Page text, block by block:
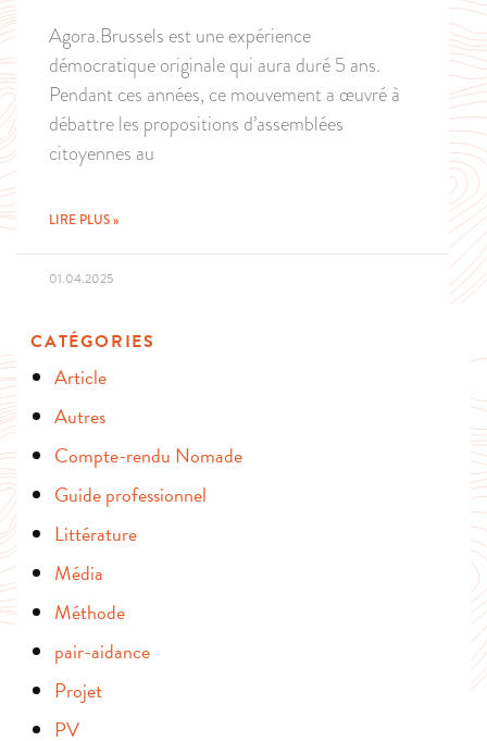
Agora.Brussels est une expérience
démocratique originale qui aura duré 5 ans.
Pendant ces années, ce mouvement a œuvré à
débattre les propositions d’assemblées
citoyennes au
LIRE PLUS »
01.04.2025
CATÉGORIES
Article
Autres
Compte-rendu Nomade
Guide professionnel
Littérature
Média
Méthode
pair-aidance
Projet
PV